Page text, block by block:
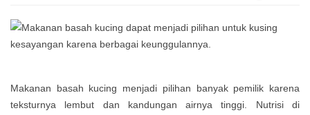
Makanan basah kucing menjadi pilihan banyak pemilik karena
teksturnya lembut dan kandungan airnya tinggi. Nutrisi di